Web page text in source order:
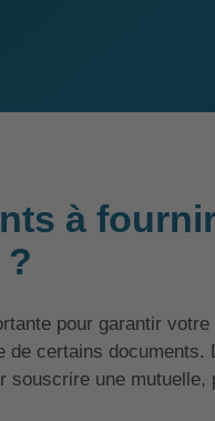
à
pour garantir
certains
souscrire une mutuelle,